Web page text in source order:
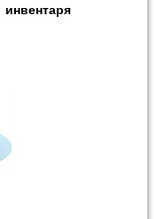
инвентаря